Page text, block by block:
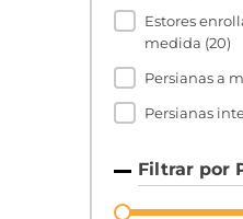
Estores
medida (20)
Persianas a
Persianas
Filtrar por